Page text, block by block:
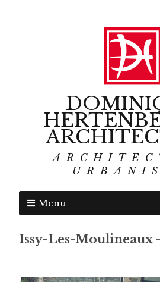
Menu
Issy-Les-Moulineaux